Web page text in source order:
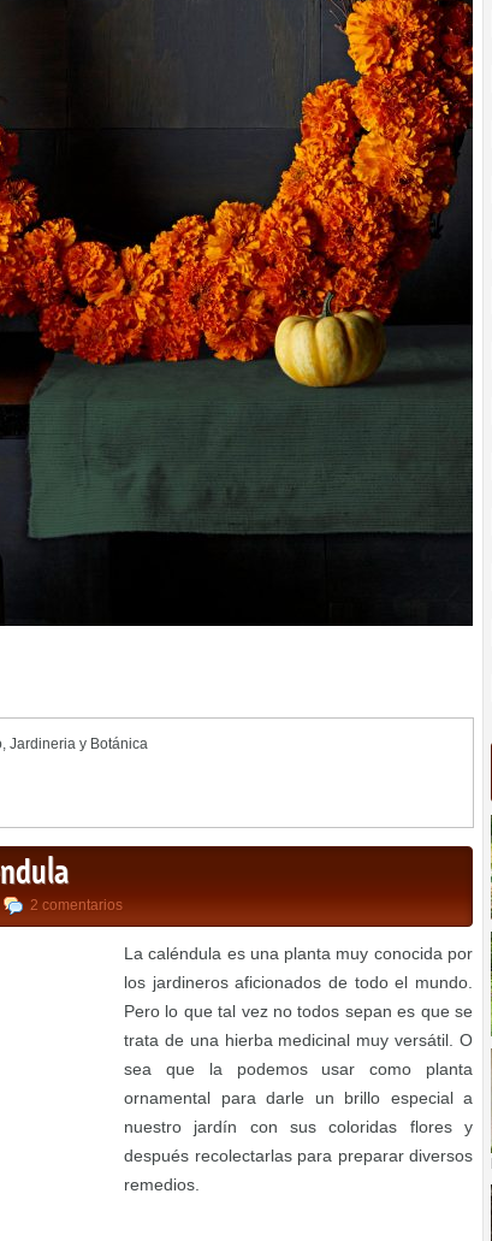
, Jardineria y Botánica
2 comentarios
La caléndula es una planta muy conocida por
los jardineros aficionados de todo el mundo.
Pero lo que tal vez no todos sepan es que se
trata de una hierba medicinal muy versátil. O
sea que la podemos usar como planta
ornamental para darle un brillo especial a
nuestro jardín con sus coloridas flores y
después recolectarlas para preparar diversos
remedios.